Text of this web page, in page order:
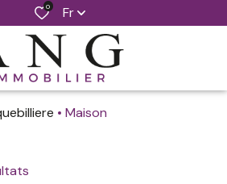
0 Fr
Maison